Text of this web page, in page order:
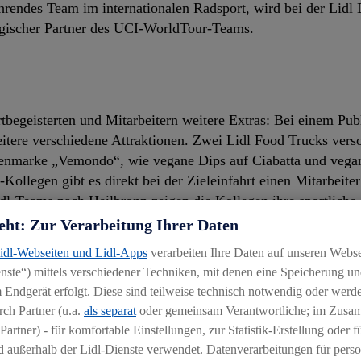
Team im internationalen Radsport, wird bei der Lidl
Partner des UCI-WorldTour-Teams.
und Mitarbeitern weitere Extras: Bei einem
verschiedene Attraktionen. Zwei Lidl Food Trucks
„Vemondo“, wie vegane Dips auf Ciabatta und
gibt es direkt bei der Zieleinfahrt einen
Teams nach Heilbronn zeigen die Kollegen ihre sportliche
rund um das Veranstaltungsgelände das
und Produkte vor. Unter dem Motto „Für
auch Produkte aus recycelten Kunststoffen, wie
Zur Verarbeitung Ihrer Daten
Webseiten und Lidl-Apps verarbeiten Ihre Daten auf unseren
mittels verschiedener Techniken, mit denen eine Speicherung
erfolgt. Diese sind teilweise technisch notwendig oder
Partner (u.a. als separat oder gemeinsam Verantwortliche; im
Partner) - für komfortable Einstellungen, zur Statistik-Erstellung oder
außerhalb der Lidl-Dienste verwendet. Datenverarbeitungen für